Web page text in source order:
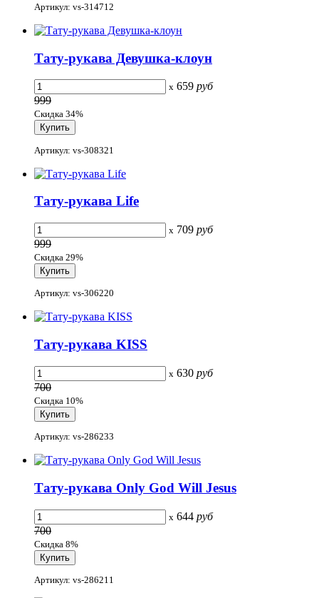
Артикул: vs-314712
Тату-рукава Девушка-клоун
x 659 руб
999
Скидка 34%
Артикул: vs-308321
Тату-рукава Life
x 709 руб
999
Скидка 29%
Артикул: vs-306220
Тату-рукава KISS
x 630 руб
700
Скидка 10%
Артикул: vs-286233
Тату-рукава Only God Will Jesus
x 644 руб
700
Скидка 8%
Артикул: vs-286211